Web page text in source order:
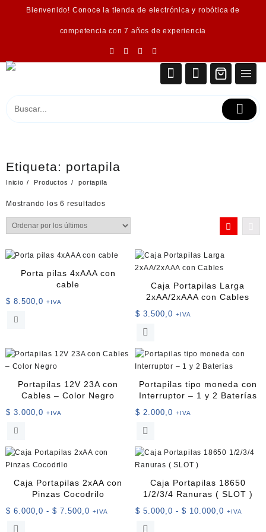
Bienvenido! Conoce la tienda de electrónica y robótica de
competencia con 7 años de experiencia
Etiqueta: portapila
Inicio Productos portapila
Mostrando los 6 resultadosOrdenado
por
Porta pilas 4xAAA con
cable
$ 8.500,0 +IVA
Caja Portapilas Larga
2xAA/2xAAA con Cables
$ 3.500,0 +IVA
Este
tiene
múltiples
Las
se
pueden
en
la
página
de
Portapilas 12V 23A con
Cables – Color Negro
$ 3.000,0 +IVA
Portapilas tipo moneda con
Interruptor – 1 y 2 Baterías
$ 2.000,0 +IVA
Este
tiene
múltiples
Las
se
pueden
Caja Portapilas 2xAA con
Pinzas Cocodrilo
$ 6.000,0 - $ 7.500,0 Rango
+IVA
Este
Caja Portapilas 18650
1/2/3/4 Ranuras ( SLOT )
$ 5.000,0 - $ 10.000,0 Rango
+IVA
Este